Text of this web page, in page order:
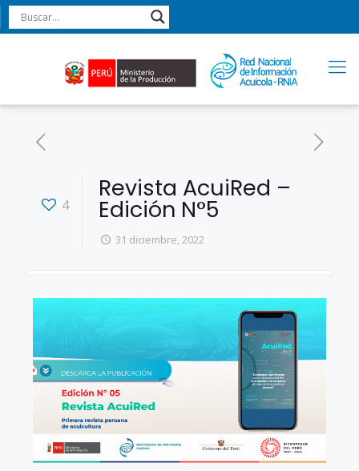
4
Revista AcuiRed –
Edición N°5
31 diciembre, 2022